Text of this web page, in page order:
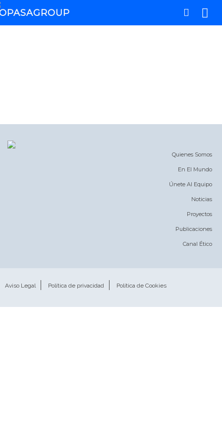
Quienes Somos
En El Mundo
Únete Al Equipo
Noticias
Proyectos
Publicaciones
Canal Ético
Aviso Legal Política de privacidad Política de Cookies